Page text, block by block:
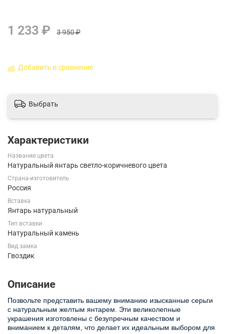
1 233 ₽ 3 950 ₽
Добавить в сравнение
Выбрать
Характеристики
Название цвета
Натуральный янтарь светло-коричневого цвета
Страна-изготовитель
Россия
Вставка
Янтарь натуральный
Тип вставки
Натуральный камень
Вид замка
Гвоздик
Описание
Позвольте представить вашему вниманию изысканные серьги
с натуральным желтым янтарем. Эти великолепные
украшения изготовлены с безупречным качеством и
вниманием к деталям, что делает их идеальным выбором для